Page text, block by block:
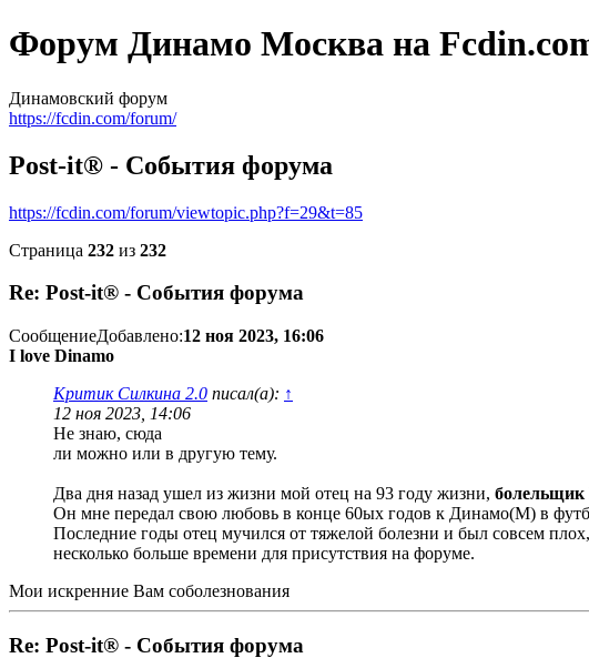
Форум Динамо Москва на
Динамовский форум
https://fcdin.com/forum/
Post-it® - События форума
https://fcdin.com/forum/viewtopic.php?f=29&t=85
Страница 232 из 232
Re: Post-it® - События форума
СообщениеДобавлено:12 ноя 2023, 16:06
I love Dinamo
Критик Силкина 2.0 писал(а): ↑
12 ноя 2023, 14:06
Не знаю, сюда
ли можно или в другую тему.
Два дня назад ушел из жизни мой отец на 93 году жизни,
Он мне передал свою любовь в конце 60ых годов к Динамо(М) в
Последние годы отец мучился от тяжелой болезни и был совсем
несколько больше времени для присутствия на форуме.
Мои искренние Вам соболезнования
Re: Post-it® - События форума